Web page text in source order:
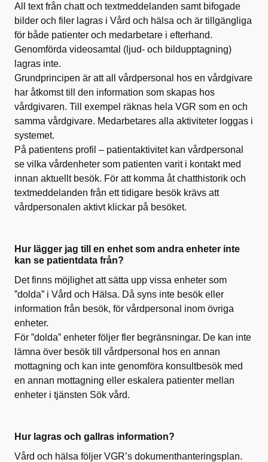
All text från chatt och textmeddelanden samt bifogade
bilder och filer lagras i Vård och hälsa och är tillgängliga
för både patienter och medarbetare i efterhand.
Genomförda videosamtal (ljud- och bildupptagning)
lagras inte.
Grundprincipen är att all vårdpersonal hos en vårdgivare
har åtkomst till den information som skapas hos
vårdgivaren. Till exempel räknas hela VGR som en och
samma vårdgivare. Medarbetares alla aktiviteter loggas i
systemet.
På patientens profil – patientaktivitet kan vårdpersonal
se vilka vårdenheter som patienten varit i kontakt med
innan aktuellt besök. För att komma åt chatthistorik och
textmeddelanden från ett tidigare besök krävs att
vårdpersonalen aktivt klickar på besöket.
Hur lägger jag till en enhet som andra enheter inte
kan se patientdata från?
Det finns möjlighet att sätta upp vissa enheter som
”dolda” i Vård och Hälsa. Då syns inte besök eller
information från besök, för vårdpersonal inom övriga
enheter.
För ”dolda” enheter följer fler begränsningar. De kan inte
lämna över besök till vårdpersonal hos en annan
mottagning och kan inte genomföra konsultbesök med
en annan mottagning eller eskalera patienter mellan
enheter i tjänsten Sök vård.
Hur lagras och gallras information?
Vård och hälsa följer VGR’s dokumenthanteringsplan.